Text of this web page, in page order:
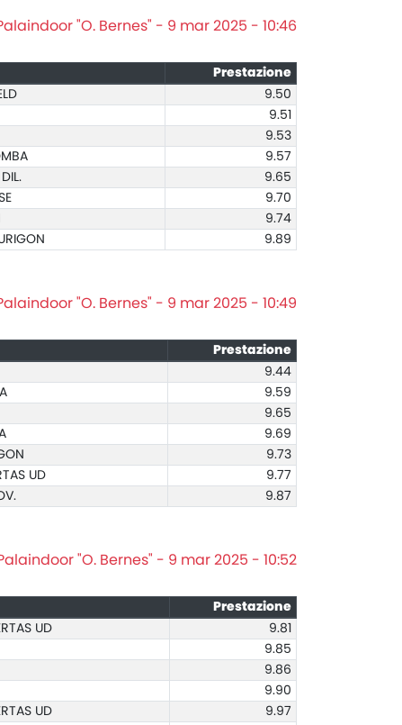
"O. Bernes" - 9 mar 2025 - 10:46
Prestazione
9.50
9.51
9.53
9.57
9.65
9.70
9.74
9.89
"O. Bernes" - 9 mar 2025 - 10:49
Prestazione
9.44
9.59
9.65
9.69
9.73
UD
9.77
9.87
"O. Bernes" - 9 mar 2025 - 10:52
Prestazione
UD
9.81
9.85
9.86
9.90
UD
9.97